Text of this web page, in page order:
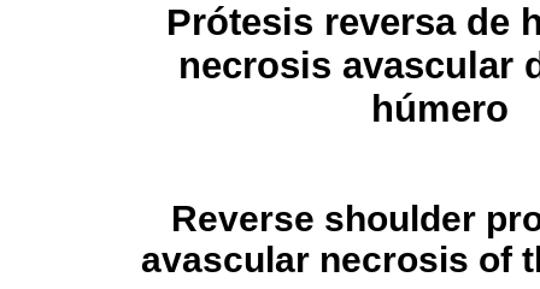
Prótesis reversa de
necrosis avascular
húmero
Reverse shoulder
avascular necrosis of